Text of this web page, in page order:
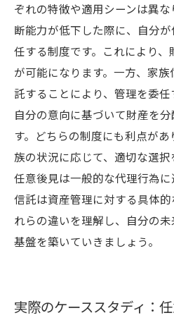
ぞれの特徴や適用シーンは異な
断能力が低下した際に、自分
任する制度です。これにより
が可能になります。一方、家
託することにより、管理を委
自分の意向に基づいて財産を
す。どちらの制度にも利点が
族の状況に応じて、適切な選択
任意後見は一般的な代理行為
信託は資産管理に対する具体的
れらの違いを理解し、自分の
基盤を築いていきましょう。
実際のケーススタディ：